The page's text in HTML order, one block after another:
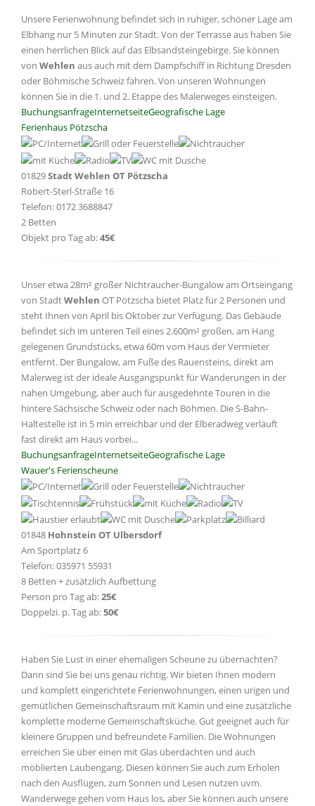
Unsere Ferienwohnung befindet sich in ruhiger, schöner Lage am
Elbhang nur 5 Minuten zur Stadt. Von der Terrasse aus haben Sie
einen herrlichen Blick auf das Elbsandsteingebirge. Sie können
von Wehlen aus auch mit dem Dampfschiff in Richtung Dresden
oder Böhmische Schweiz fahren. Von unseren Wohnungen
können Sie in die 1. und 2. Etappe des Malerweges einsteigen.
BuchungsanfrageInternetseiteGeografische Lage
Ferienhaus Pötzscha
01829Stadt Wehlen OT Pötzscha
Robert-Sterl-Straße 16
Telefon: 0172 3688847
2 Betten
Objekt pro Tag ab:45€
Unser etwa 28m² großer Nichtraucher-Bungalow am Ortseingang
von StadtWehlen OT Pötzscha bietet Platz für 2 Personen und
steht Ihnen von April bis Oktober zur Verfügung. Das Gebäude
befindet sich im unteren Teil eines 2.600m² großen, am Hang
gelegenen Grundstücks, etwa 60m vom Haus der Vermieter
entfernt. Der Bungalow, am Fuße des Rauensteins, direkt am
Malerweg ist der ideale Ausgangspunkt für Wanderungen in der
nahen Umgebung, aber auch für ausgedehnte Touren in die
hintere Sächsische Schweiz oder nach Böhmen. Die S-Bahn-
Haltestelle ist in 5 min erreichbar und der Elberadweg verläuft
fast direkt am Haus vorbei...
BuchungsanfrageInternetseiteGeografische Lage
Wauer's Ferienscheune
01848 Hohnstein OT Ulbersdorf
Am Sportplatz 6
Telefon: 035971 55931
8 Betten + zusätzlich Aufbettung
Person pro Tag ab:25€
Doppelzi. p. Tag ab:50€
Haben Sie Lust in einer ehemaligen Scheune zu übernachten?
Dann sind Sie bei uns genau richtig. Wir bieten Ihnen modern
und komplett eingerichtete Ferienwohnungen, einen urigen und
gemütlichen Gemeinschaftsraum mit Kamin und eine zusätzliche
komplette moderne Gemeinschaftsküche. Gut geeignet auch für
kleinere Gruppen und befreundete Familien. Die Wohnungen
erreichen Sie über einen mit Glas überdachten und auch
möblierten Laubengang. Diesen können Sie auch zum Erholen
nach den Ausflügen, zum Sonnen und Lesen nutzen uvm.
Wanderwege gehen vom Haus los, aber Sie können auch unsere